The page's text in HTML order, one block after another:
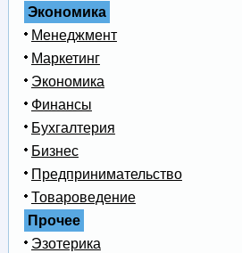
Экономика
Менеджмент
Маркетинг
Экономика
Финансы
Бухгалтерия
Бизнес
Предпринимательство
Товароведение
Прочее
Эзотерика